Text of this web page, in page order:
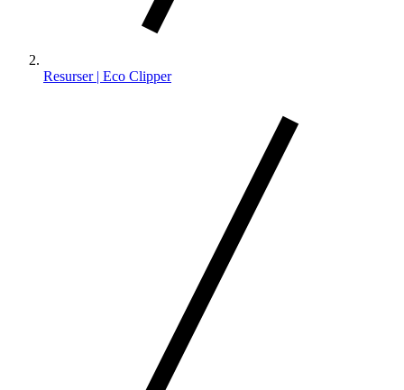
Resurser | Eco Clipper